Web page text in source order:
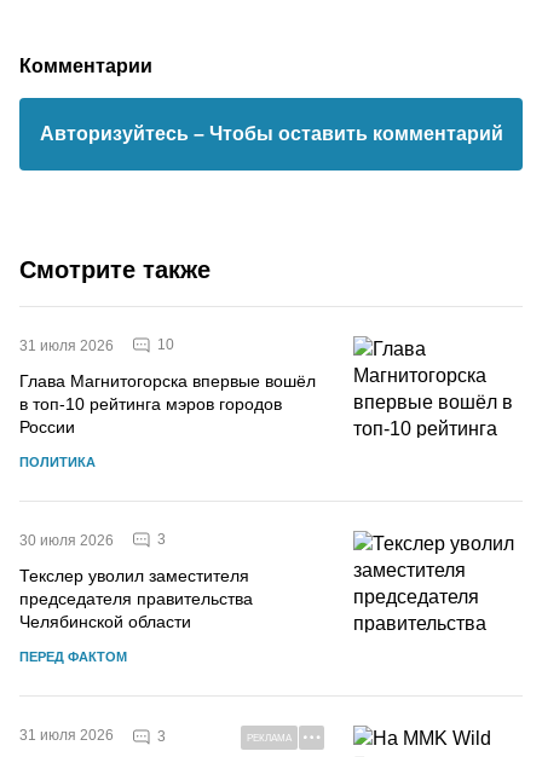
Комментарии
Авторизуйтесь – Чтобы оставить комментарий
Смотрите также
31 июля 2026 10
Глава Магнитогорска впервые вошёл
в топ-10 рейтинга мэров городов
России
ПОЛИТИКА
30 июля 2026 3
Текслер уволил заместителя
председателя правительства
Челябинской области
ПЕРЕД ФАКТОМ
31 июля 2026 3 РЕКЛАМА